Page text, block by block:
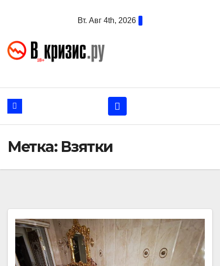
Вт. Авг 4th, 2026
Метка: Взятки